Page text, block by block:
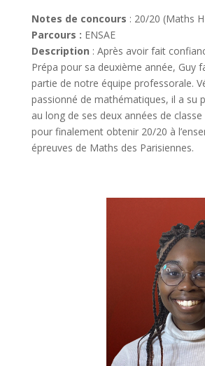
Notes de concours : 20/20 (Maths
Parcours : ENSAE
Description : Après avoir fait
Prépa pour sa deuxième année, Guy
partie de notre équipe professorale.
passionné de mathématiques, il a su
au long de ses deux années de
pour finalement obtenir 20/20 à
épreuves de Maths des Parisiennes.